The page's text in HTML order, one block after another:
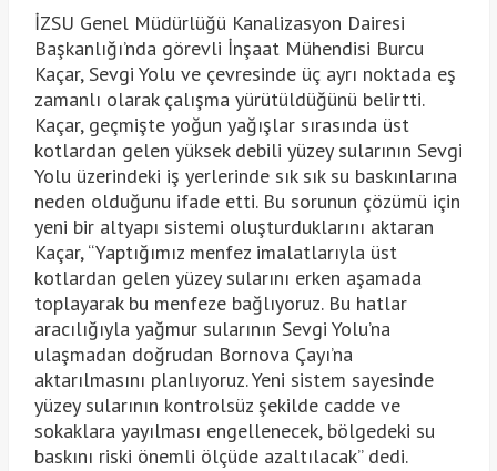
İZSU Genel Müdürlüğü Kanalizasyon Dairesi
Başkanlığı’nda görevli İnşaat Mühendisi Burcu
Kaçar, Sevgi Yolu ve çevresinde üç ayrı noktada eş
zamanlı olarak çalışma yürütüldüğünü belirtti.
Kaçar, geçmişte yoğun yağışlar sırasında üst
kotlardan gelen yüksek debili yüzey sularının Sevgi
Yolu üzerindeki iş yerlerinde sık sık su baskınlarına
neden olduğunu ifade etti. Bu sorunun çözümü için
yeni bir altyapı sistemi oluşturduklarını aktaran
Kaçar, “Yaptığımız menfez imalatlarıyla üst
kotlardan gelen yüzey sularını erken aşamada
toplayarak bu menfeze bağlıyoruz. Bu hatlar
aracılığıyla yağmur sularının Sevgi Yolu’na
ulaşmadan doğrudan Bornova Çayı’na
aktarılmasını planlıyoruz. Yeni sistem sayesinde
yüzey sularının kontrolsüz şekilde cadde ve
sokaklara yayılması engellenecek, bölgedeki su
baskını riski önemli ölçüde azaltılacak” dedi.